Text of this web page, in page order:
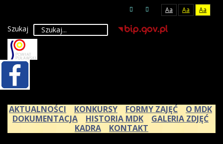
Aa Aa Aa
Szukaj
AKTUALNOŚCI KONKURSY FORMY ZAJĘĆ
O MDK
DOKUMENTACJA
HISTORIA MDK
GALERIA ZDJĘĆ
KADRA
KONTAKT